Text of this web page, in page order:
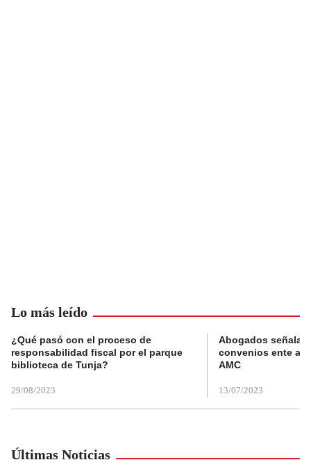
Lo más leído
¿Qué pasó con el proceso de
responsabilidad fiscal por el parque
biblioteca de Tunja?
29/08/2023
Abogados
convenios ente
AMC
13/07/2023
Últimas Noticias